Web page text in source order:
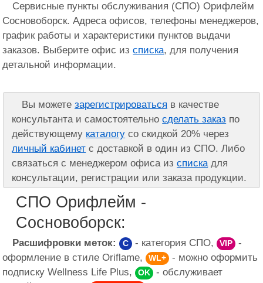
Сервисные пункты обслуживания (СПО) Орифлейм
Сосновоборск. Адреса офисов, телефоны менеджеров,
график работы и характеристики пунктов выдачи
заказов. Выберите офис изсписка, для получения
детальной информации.
Вы можетезарегистрироваться в качестве
консультанта и самостоятельносделать заказ по
действующему каталогу со скидкой 20% через
личный кабинет с доставкой в один из СПО. Либо
связаться с менеджером офиса изспискадля
консультации, регистрации или заказа продукции.
СПО Орифлейм -
Сосновоборск:
Расшифровки меток: C - категория СПО, VIP
-
оформление в стиле Oriflame, WL+
- можно оформить
подписку Wellness Life Plus, OK
- обслуживает